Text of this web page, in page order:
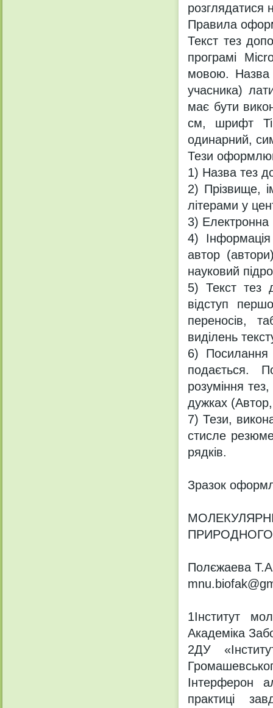
розглядатися
Правила
Текст тез
програмі
мовою. Назва
учасника)
має бути
см, шрифт
одинарний,
Тези
1) Назва тез
2) Прізвище,
літерами у
3)
4)
автор
науковий
5) Текст тез
відступ
переносів,
виділень
6) Посилання
подається.
розуміння
дужках (Автор,
7) Тези,
стисле
рядків.
Зразок
Полєжаева
1Інститут
Академіка
2ДУ
Інтерферон
практиці